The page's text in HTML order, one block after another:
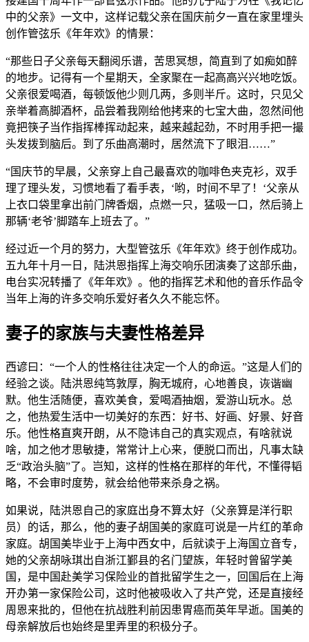
中的父亲》一文中，这样记载父亲在国庆前夕一直在家里埋头
创作管弦乐《年年欢》的情景：
“那些日子父亲每天翻阅乐谱，苦思冥想，简直到了如痴如醉
的地步。记得有一个星期天，全家聚在一起高高兴兴地吃饭。
父亲很爱喝酒，每顿饭他少则几两，多则半斤。这时，只见父
亲举着高脚酒杯，品尝着我刚给他拷来的七宝大曲，忽然间他
竟把筷子当作指挥棒挥动起来，越来越起劲，不时用手把一撮
头发拨到脑后。到了乐曲高潮时，居然流下了眼泪……”
“国庆节的早晨，父亲穿上自己最喜欢的咖啡色夹克衫，双手
理了理头发，习惯地看了看手表，‘哟，时间不早了！‘父亲从
上衣口袋里拿出前门牌香烟，点燃一只，猛吸一口，然后骑上
那辆‘老爷’脚踏车上班去了。”
经过近一个月的努力，大型管弦乐《年年欢》终于创作成功。
五九年十月一日，陆洪恩指挥上海交响乐团演奏了这部乐曲，
电台实况转播了《年年欢》。他的指挥艺术和他的音乐作品令
当年上海的许多交响乐爱好者久久不能忘怀。
妻子的家族与夫妻性格差异
西谚曰：“一个人的性格往往决定一个人的命运。”这是人们的
经验之谈。陆洪恩纯笃敦厚，胸无城府，心地善良，诙谐幽
默。他生活随便，喜欢美食，爱喝酒抽烟，爱游山玩水。总
之，他热爱生活中一切美好的东西：好书、好画、好景、好音
乐。他性格直爽开朗，从不隐讳自己的真实观点，有啥就说
啥，加之他才思敏捷，常常计上心来，便脱口而出，凡事太缺
乏“政治头脑”了。岂知，这样的性格在那样的年代，不懂得韬
略，不会审时度势，就会给他带来杀身之祸。
如果说，陆洪恩自己的家庭出身不算太好（父亲算是洋行职
员）的话，那么，他的妻子胡国美的家庭可说是一片红的革命
家庭。胡国美毕业于上海中西女中，后就读于上海国立音专，
她的父亲胡咏琪出自浙江鄞县的名门望族，年轻时曾留学美
国，是中国赴美学习保险业的首批留学生之一，回国后在上海
开办第一家保险公司，这时他被吸收入了共产党，还是直接经
周恩来批的，但他在抗战胜利前因患胃癌而英年早逝。国美的
母亲解放后也始终是里弄里的积极分子。